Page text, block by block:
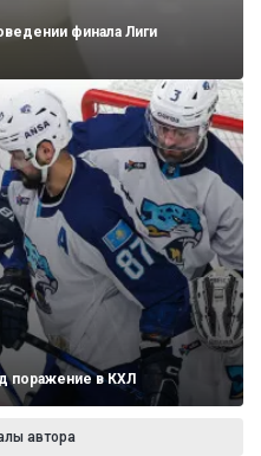
финала Лиги
поражение в КХЛ
автора